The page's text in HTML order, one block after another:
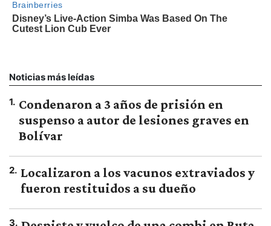
Noticias más leídas
1. Condenaron a 3 años de prisión en
suspenso a autor de lesiones graves en
Bolívar
2. Localizaron a los vacunos extraviados y
fueron restituidos a su dueño
3.